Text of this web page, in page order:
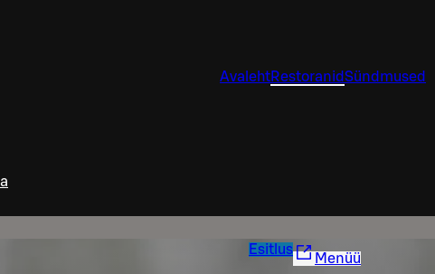
AvalehtRestoranidSündmused
Esitlus
Menüü